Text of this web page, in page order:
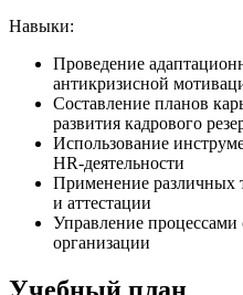
Навыки:
Проведение
антикризисной
Составление планов
развития кадрового
Использование
HR-деятельности
Применение различных
и аттестации
Управление процессами
организации